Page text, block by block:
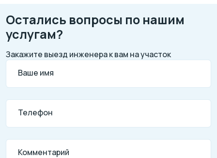
Остались вопросы по нашим
услугам?
Закажите выезд инженера к вам на участок
Ваше имя
Телефон
Комментарий